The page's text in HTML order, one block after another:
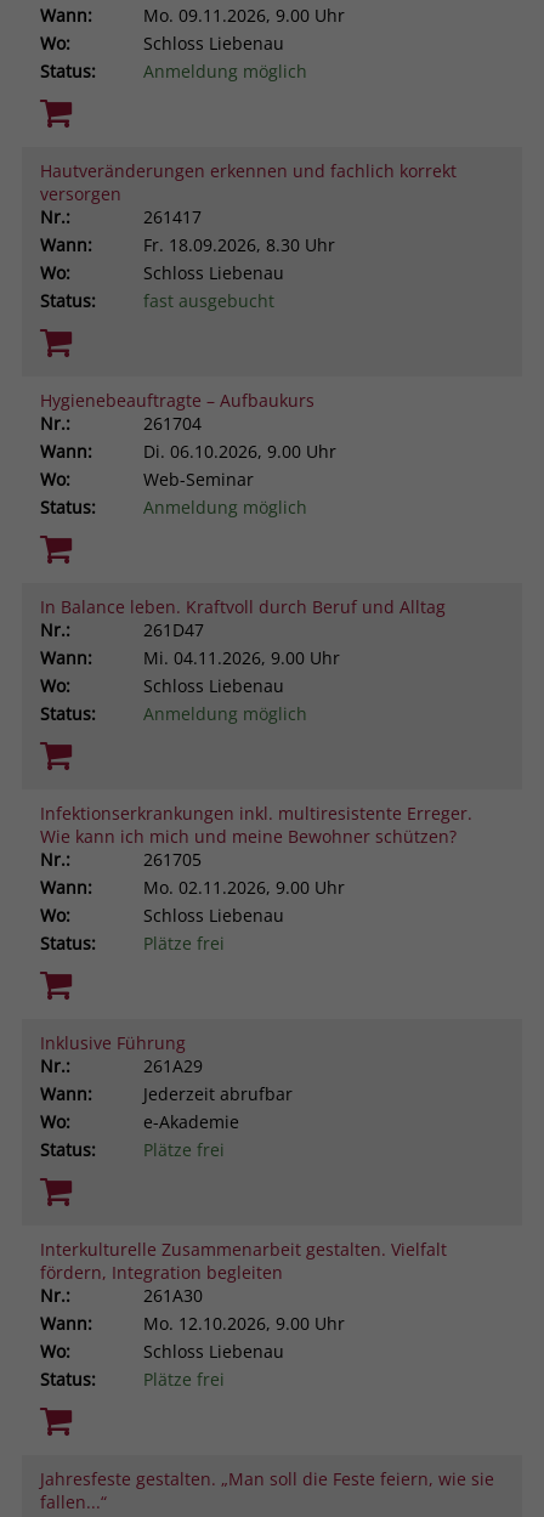
Wann:
Mo. 09.11.2026, 9.00 Uhr
Wo:
Schloss Liebenau
Status:
Anmeldung möglich
Hautveränderungen erkennen und fachlich korrekt
versorgen
Nr.:
261417
Wann:
Fr. 18.09.2026, 8.30 Uhr
Wo:
Schloss Liebenau
Status:
fast ausgebucht
Hygienebeauftragte – Aufbaukurs
Nr.:
261704
Wann:
Di. 06.10.2026, 9.00 Uhr
Wo:
Web-Seminar
Status:
Anmeldung möglich
In Balance leben. Kraftvoll durch Beruf und Alltag
Nr.:
261D47
Wann:
Mi. 04.11.2026, 9.00 Uhr
Wo:
Schloss Liebenau
Status:
Anmeldung möglich
Infektionserkrankungen inkl. multiresistente Erreger.
Wie kann ich mich und meine Bewohner schützen?
Nr.:
261705
Wann:
Mo. 02.11.2026, 9.00 Uhr
Wo:
Schloss Liebenau
Status:
Plätze frei
Inklusive Führung
Nr.:
261A29
Wann:
Jederzeit abrufbar
Wo:
e-Akademie
Status:
Plätze frei
Interkulturelle Zusammenarbeit gestalten. Vielfalt
fördern, Integration begleiten
Nr.:
261A30
Wann:
Mo. 12.10.2026, 9.00 Uhr
Wo:
Schloss Liebenau
Status:
Plätze frei
Jahresfeste gestalten. „Man soll die Feste feiern, wie sie
fallen...“